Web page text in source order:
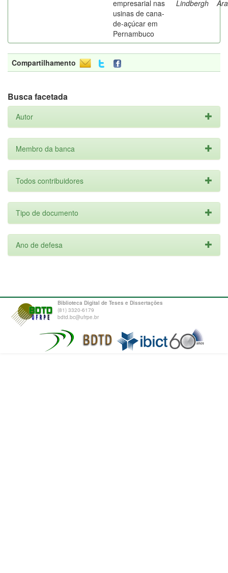
empresarial nas
usinas de cana-
de-açúcar em
Pernambuco
Lindbergh
Compartilhamento
Busca facetada
Autor
Membro da banca
Todos contribuidores
Tipo de documento
Ano de defesa
Biblioteca Digital de Teses e Dissertações
(81) 3320-6179
bdtd.bc@ufrpe.br